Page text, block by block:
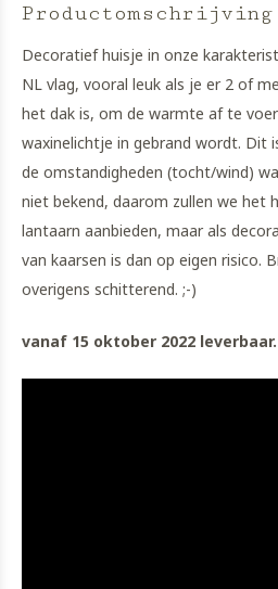
Productomschrijving
Decoratief huisje in onze
NL vlag, vooral leuk als je er 2 of
het dak is, om de warmte af te
waxinelichtje in gebrand wordt. Dit
de omstandigheden (tocht/wind)
niet bekend, daarom zullen we het
lantaarn aanbieden, maar als
van kaarsen is dan op eigen risico.
overigens schitterend. ;-)
vanaf 15 oktober 2022 leverbaar.